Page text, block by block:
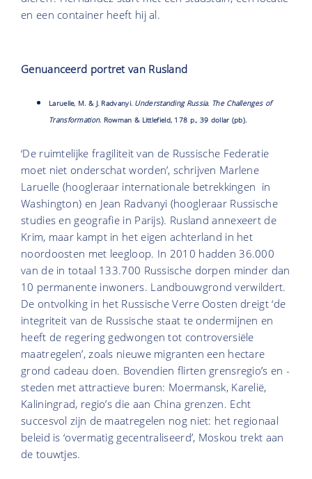
en een container heeft hij al.
Genuanceerd portret van Rusland
Laruelle, M. & J. Radvanyi. Understanding Russia. The Challenges of
Transformation. Rowman & Littlefield, 178 p., 39 dollar (pb).
‘De ruimtelijke fragiliteit van de Russische Federatie
moet niet onderschat worden’, schrijven Marlene
Laruelle (hoogleraar internationale betrekkingen in
Washington) en Jean Radvanyi (hoogleraar Russische
studies en geografie in Parijs). Rusland annexeert de
Krim, maar kampt in het eigen achterland in het
noordoosten met leegloop. In 2010 hadden 36.000
van de in totaal 133.700 Russische dorpen minder dan
10 permanente inwoners. Landbouwgrond verwildert.
De ontvolking in het Russische Verre Oosten dreigt ‘de
integriteit van de Russische staat te ondermijnen en
heeft de regering gedwongen tot controversiële
maatregelen’, zoals nieuwe migranten een hectare
grond cadeau doen. Bovendien flirten grensregio’s en -
steden met attractieve buren: Moermansk, Karelië,
Kaliningrad, regio’s die aan China grenzen. Echt
succesvol zijn de maatregelen nog niet: het regionaal
beleid is ‘overmatig gecentraliseerd’, Moskou trekt aan
de touwtjes.